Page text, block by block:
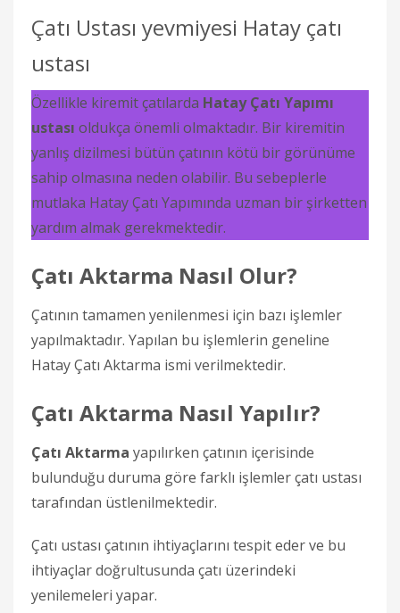
Çatı Ustası yevmiyesi Hatay çatı
ustası
Özellikle kiremit çatılarda Hatay Çatı Yapımı
ustası oldukça önemli olmaktadır. Bir kiremitin
yanlış dizilmesi bütün çatının kötü bir görünüme
sahip olmasına neden olabilir. Bu sebeplerle
mutlaka Hatay Çatı Yapımında uzman bir şirketten
yardım almak gerekmektedir.
Çatı Aktarma Nasıl Olur?
Çatının tamamen yenilenmesi için bazı işlemler
yapılmaktadır. Yapılan bu işlemlerin geneline
Hatay Çatı Aktarma ismi verilmektedir.
Çatı Aktarma Nasıl Yapılır?
Çatı Aktarma yapılırken çatının içerisinde
bulunduğu duruma göre farklı işlemler çatı ustası
tarafından üstlenilmektedir.
Çatı ustası çatının ihtiyaçlarını tespit eder ve bu
ihtiyaçlar doğrultusunda çatı üzerindeki
yenilemeleri yapar.